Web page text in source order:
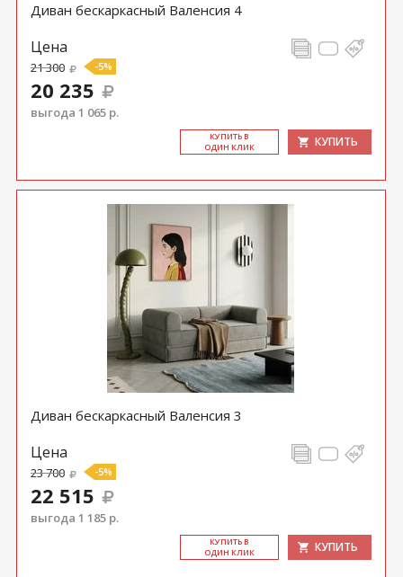
Диван бескаркасный Валенсия 4
Цена
21 300 -5%
20 235
выгода 1 065 р.
КУ­ПИТЬ В
ОДИН КЛИК
КУПИТЬ
Диван бескаркасный Валенсия 3
Цена
23 700 -5%
22 515
выгода 1 185 р.
КУ­ПИТЬ В
ОДИН КЛИК
КУПИТЬ